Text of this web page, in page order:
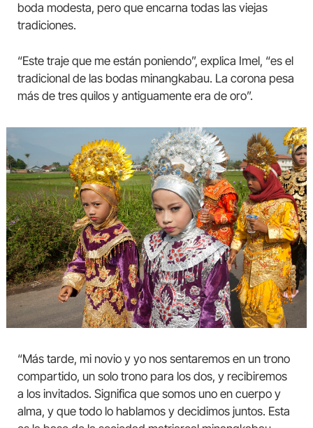
boda modesta, pero que encarna todas las viejas
tradiciones.
“Este traje que me están poniendo”, explica Imel, “es el
tradicional de las bodas minangkabau. La corona pesa
más de tres quilos y antiguamente era de oro”.
“Más tarde, mi novio y yo nos sentaremos en un trono
compartido, un solo trono para los dos, y recibiremos
a los invitados. Significa que somos uno en cuerpo y
alma, y que todo lo hablamos y decidimos juntos. Esta